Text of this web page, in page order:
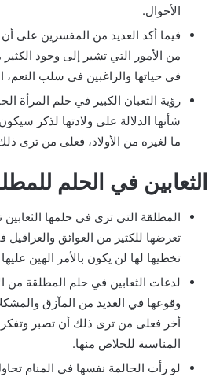
الأحوال.
فيما أكد العديد من المفسرين على أن
من الأمور التي تشير إلى وجود
في حياتها والراغبين في سلب النعم،
رؤية الثعبان الكبير في حلم المرأة
شأنها الدلالة على ولادتها لذكر
ما لغيره من الأولاد، فعلى من ترى
الثعابين في الحلم
المطلقة التي ترى في حلمها الثعابين
تعرضها للكثير من العوائق والعراقيل
تخطيها لها لن يكون بالأمر الهين
لدغات الثعابين في حلم المطلقة من
وقوعها في العديد من المآزق
أخر فعلى من ترى ذلك أن تصبر
المناسبة للخلاص منها.
لو رأت الحالمة نفسها في المنام